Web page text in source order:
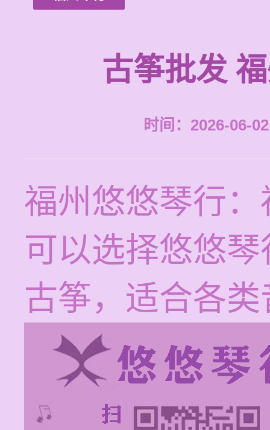
古筝批发
时间：2026-06-
福州悠悠琴行
可以选择悠悠
古筝，适合各